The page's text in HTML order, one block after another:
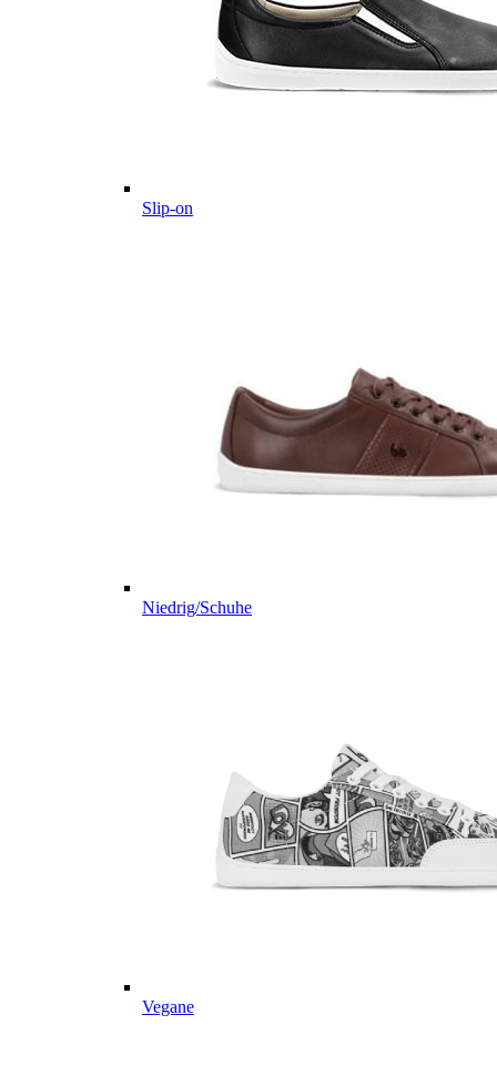
Slip-on
Niedrig/Schuhe
Vegane